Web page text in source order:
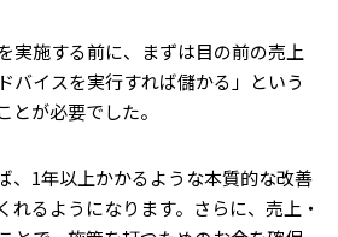
実施する前に、まずは目の前の売上
バイスを実行すれば儲かる」という
とが必要でした。
、1年以上かかるような本質的な改善
れるようになります。さらに、売上・